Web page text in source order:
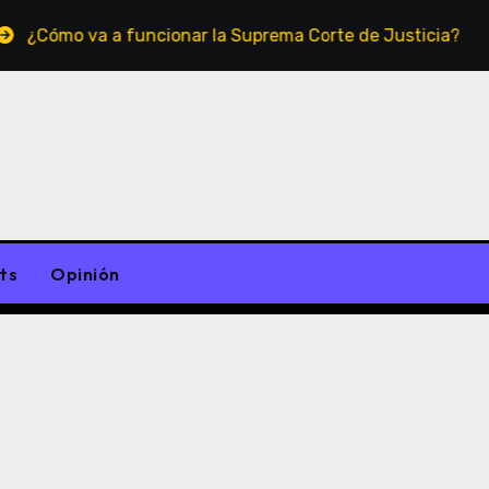
va a funcionar la Suprema Corte de Justicia?
Opinión